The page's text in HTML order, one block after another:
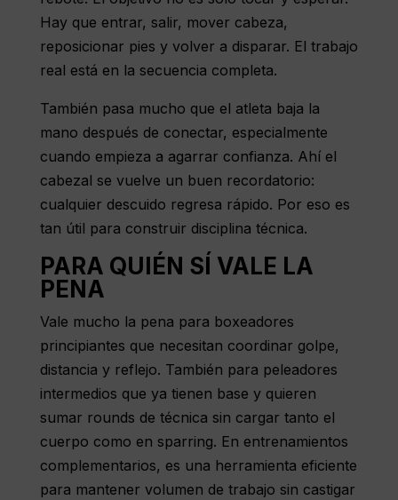
Hay que entrar, salir, mover cabeza,
reposicionar pies y volver a disparar. El trabajo
real está en la secuencia completa.
También pasa mucho que el atleta baja la
mano después de conectar, especialmente
cuando empieza a agarrar confianza. Ahí el
cabezal se vuelve un buen recordatorio:
cualquier descuido regresa rápido. Por eso es
tan útil para construir disciplina técnica.
PARA QUIÉN SÍ VALE LA
PENA
Vale mucho la pena para boxeadores
principiantes que necesitan coordinar golpe,
distancia y reflejo. También para peleadores
intermedios que ya tienen base y quieren
sumar rounds de técnica sin cargar tanto el
cuerpo como en sparring. En entrenamientos
complementarios, es una herramienta eficiente
para mantener volumen de trabajo sin castigar